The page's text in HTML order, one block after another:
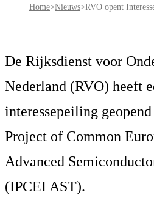
Home Nieuws RVO opent
De Rijksdienst voor
Nederland (RVO) heeft
interessepeiling
Project of Common
Advanced
(IPCEI AST).